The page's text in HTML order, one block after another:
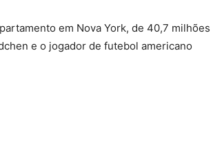
em Nova York, de 40,7 milhões
e o jogador de futebol americano